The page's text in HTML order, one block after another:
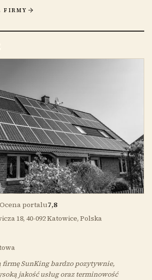
FIRMY
Ocena portalu7,8
18, 40-092 Katowice, Polska
SunKing bardzo pozytywnie,
jakość usług oraz terminowość